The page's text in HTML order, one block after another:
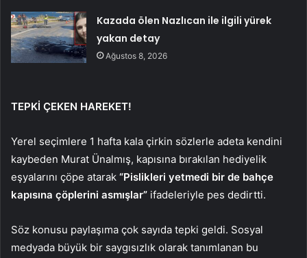
Kazada ölen Nazlıcan ile ilgili yürek
yakan detay
Ağustos 8, 2026
TEPKİ ÇEKEN HAREKET!
Yerel seçimlere 1 hafta kala çirkin sözlerle adeta kendini
kaybeden Murat Ünalmış, kapısına bırakılan hediyelik
eşyalarını çöpe atarak “Pislikleri yetmedi bir de bahçe
kapısına çöplerini asmışlar” ifadeleriyle pes dedirtti.
Söz konusu paylaşıma çok sayıda tepki geldi. Sosyal
medyada büyük bir saygısızlık olarak tanımlanan bu